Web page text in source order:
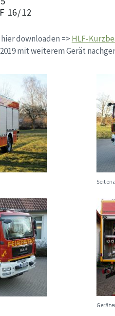
16/12
downloaden =>HLF-
mit weiterem Gerät